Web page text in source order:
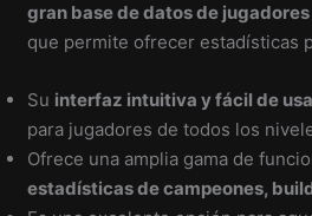
gran base de datos de
que permite ofrecer estadísticas
Su interfaz intuitiva y fácil de
para jugadores de todos los
Ofrece una amplia gama de
estadísticas de campeones,